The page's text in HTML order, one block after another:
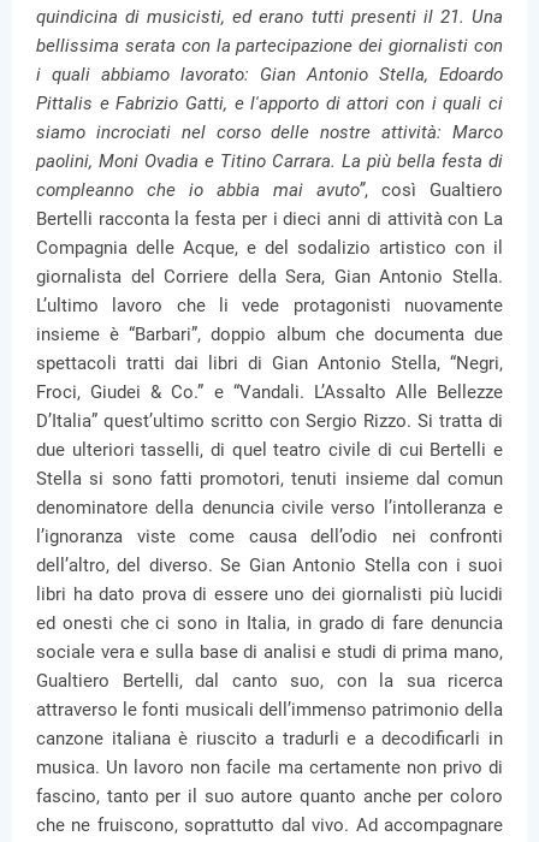
quindicina di musicisti, ed erano tutti presenti il 21. Una
bellissima serata con la partecipazione dei giornalisti con
i quali abbiamo lavorato: Gian Antonio Stella, Edoardo
Pittalis e Fabrizio Gatti, e l'apporto di attori con i quali ci
siamo incrociati nel corso delle nostre attività: Marco
paolini, Moni Ovadia e Titino Carrara. La più bella festa di
compleanno che io abbia mai avuto”, così Gualtiero
Bertelli racconta la festa per i dieci anni di attività con La
Compagnia delle Acque, e del sodalizio artistico con il
giornalista del Corriere della Sera, Gian Antonio Stella.
L’ultimo lavoro che li vede protagonisti nuovamente
insieme è “Barbari”, doppio album che documenta due
spettacoli tratti dai libri di Gian Antonio Stella, “Negri,
Froci, Giudei & Co.” e “Vandali. L’Assalto Alle Bellezze
D’Italia” quest’ultimo scritto con Sergio Rizzo. Si tratta di
due ulteriori tasselli, di quel teatro civile di cui Bertelli e
Stella si sono fatti promotori, tenuti insieme dal comun
denominatore della denuncia civile verso l’intolleranza e
l’ignoranza viste come causa dell’odio nei confronti
dell’altro, del diverso. Se Gian Antonio Stella con i suoi
libri ha dato prova di essere uno dei giornalisti più lucidi
ed onesti che ci sono in Italia, in grado di fare denuncia
sociale vera e sulla base di analisi e studi di prima mano,
Gualtiero Bertelli, dal canto suo, con la sua ricerca
attraverso le fonti musicali dell’immenso patrimonio della
canzone italiana è riuscito a tradurli e a decodificarli in
musica. Un lavoro non facile ma certamente non privo di
fascino, tanto per il suo autore quanto anche per coloro
che ne fruiscono, soprattutto dal vivo. Ad accompagnare